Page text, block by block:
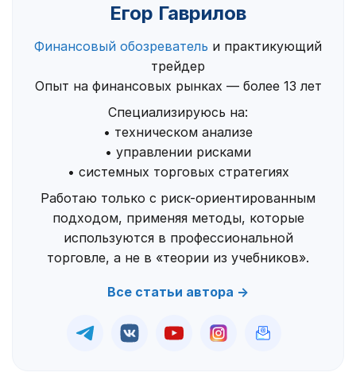
Егор Гаврилов
Финансовый обозреватель и практикующий
трейдер
Опыт на финансовых рынках — более 13 лет
Специализируюсь на:
• техническом анализе
• управлении рисками
• системных торговых стратегиях
Работаю только с риск-ориентированным
подходом, применяя методы, которые
используются в профессиональной
торговле, а не в «теории из учебников».
Все статьи автора →